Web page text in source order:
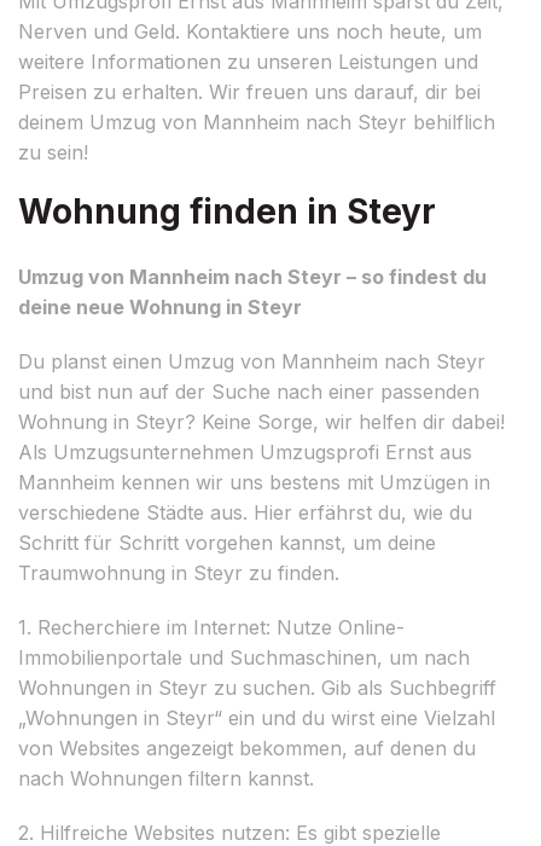
Nerven und Geld. Kontaktiere uns noch heute, um
weitere Informationen zu unseren Leistungen und
Preisen zu erhalten. Wir freuen uns darauf, dir bei
deinem Umzug von Mannheim nach Steyr behilflich
zu sein!
Wohnung finden in Steyr
Umzug von Mannheim nach Steyr – so findest du
deine neue Wohnung in Steyr
Du planst einen Umzug von Mannheim nach Steyr
und bist nun auf der Suche nach einer passenden
Wohnung in Steyr? Keine Sorge, wir helfen dir dabei!
Als Umzugsunternehmen Umzugsprofi Ernst aus
Mannheim kennen wir uns bestens mit Umzügen in
verschiedene Städte aus. Hier erfährst du, wie du
Schritt für Schritt vorgehen kannst, um deine
Traumwohnung in Steyr zu finden.
1. Recherchiere im Internet: Nutze Online-
Immobilienportale und Suchmaschinen, um nach
Wohnungen in Steyr zu suchen. Gib als Suchbegriff
„Wohnungen in Steyr“ ein und du wirst eine Vielzahl
von Websites angezeigt bekommen, auf denen du
nach Wohnungen filtern kannst.
2. Hilfreiche Websites nutzen: Es gibt spezielle